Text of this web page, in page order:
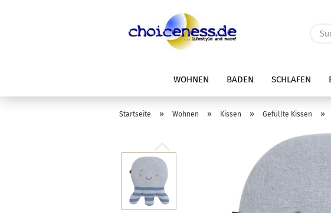
WOHNEN BADEN SCHLAFEN
Startseite » Wohnen » Kissen » Gefüllte Kissen »